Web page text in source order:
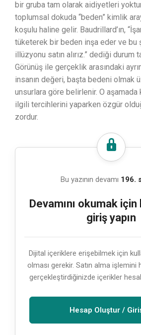
bir gruba tam olarak aidiyetleri
toplumsal dokuda “beden” kimlik
koşulu haline gelir. Baudrillard’ın,
tüketerek bir beden inşa eder ve
illüzyonu satın alırız.” dediği durum
Görünüş ile gerçeklik arasındaki
insanın değeri, başta bedeni olmak
unsurlara göre belirlenir. O
ilgili tercihlerini yaparken özgür
zordur.
Bu yazının devamı 196.
Devamını okumak için
giriş yapın
Dijital içeriklere erişebilmek için
olması gerekir. Satın alma işlemini
gerçekleştirdiğinizde içerikler
Hesap Oluştur /